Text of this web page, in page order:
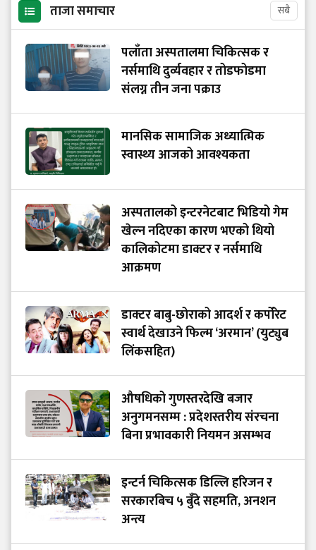
ताजा समाचार सबै
पलाँता अस्पतालमा चिकित्सक र
नर्समाथि दुर्व्यवहार र तोडफोडमा
संलग्न तीन जना पक्राउ
मानसिक सामाजिक अध्यात्मिक
स्वास्थ्य आजको आवश्यकता
अस्पतालको इन्टरनेटबाट भिडियो गेम
खेल्न नदिएका कारण भएको थियो
कालिकोटमा डाक्टर र नर्समाथि
आक्रमण
डाक्टर बाबु-छोराको आदर्श र कर्पोरेट
स्वार्थ देखाउने फिल्म ‘अरमान’ (युट्युब
लिंकसहित)
औषधिको गुणस्तरदेखि बजार
अनुगमनसम्म : प्रदेशस्तरीय संरचना
बिना प्रभावकारी नियमन असम्भव
इन्टर्न चिकित्सक डिल्लि हरिजन र
सरकारबिच ५ बुँदे सहमति, अनशन
अन्त्य